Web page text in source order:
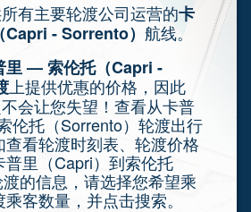
有主要轮渡公司运营的卡
- Sorrento） 航线。
里 — 索伦托（Capri -
上提供优惠的价格，因此
会让您失望！查看从卡普
伦托（Sorrento）轮渡出行
看轮渡时刻表、轮渡价格
普里（Capri）到索伦托
渡的信息，请选择您希望乘
客数量，并点击搜索。